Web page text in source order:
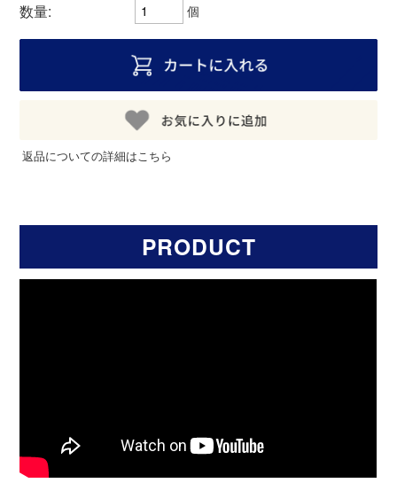
数量: 個
返品についての詳細はこちら
PRODUCT